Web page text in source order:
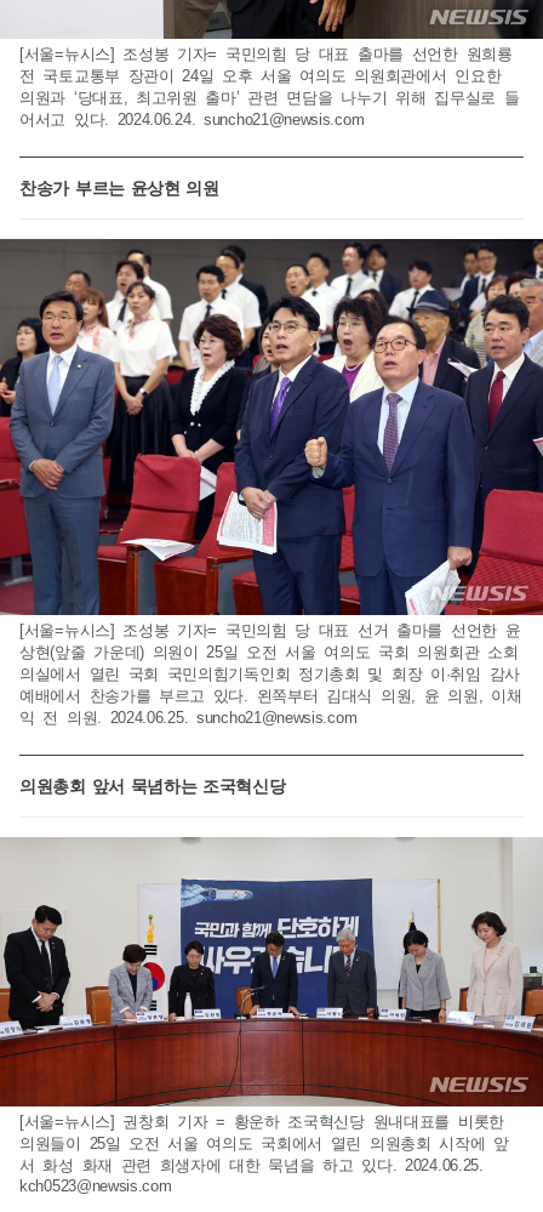
[서울=뉴시스] 조성봉 기자= 국민의힘 당 대표 출마를 선언한 원희룡
전 국토교통부 장관이 24일 오후 서울 여의도 의원회관에서 인요한
의원과 ‘당대표, 최고위원 출마’ 관련 면담을 나누기 위해 집무실로 들
어서고 있다. 2024.06.24. suncho21@newsis.com
찬송가 부르는 윤상현 의원
[서울=뉴시스] 조성봉 기자= 국민의힘 당 대표 선거 출마를 선언한 윤
상현(앞줄 가운데) 의원이 25일 오전 서울 여의도 국회 의원회관 소회
의실에서 열린 국회 국민의힘기독인회 정기총회 및 회장 이·취임 감사
예배에서 찬송가를 부르고 있다. 왼쪽부터 김대식 의원, 윤 의원, 이채
익 전 의원. 2024.06.25. suncho21@newsis.com
의원총회 앞서 묵념하는 조국혁신당
[서울=뉴시스] 권창회 기자 = 황운하 조국혁신당 원내대표를 비롯한
의원들이 25일 오전 서울 여의도 국회에서 열린 의원총회 시작에 앞
서 화성 화재 관련 희생자에 대한 묵념을 하고 있다. 2024.06.25.
kch0523@newsis.com